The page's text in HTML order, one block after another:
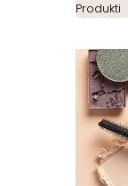
Produkti